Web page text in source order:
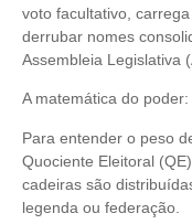
voto facultativo,
derrubar nomes
Assembleia Legislativa
A matemática do
Para entender o peso
Quociente Eleitoral
cadeiras são
legenda ou federação.